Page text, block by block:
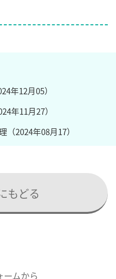
年12月05）
年11月27）
2024年08月17）
もどる
ムから